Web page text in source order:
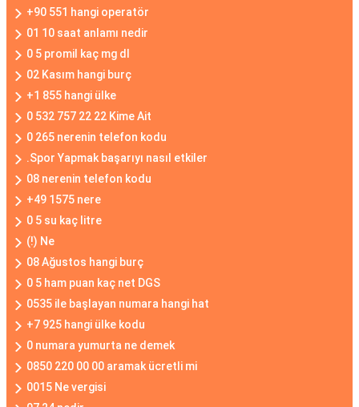
+90 551 hangi operatör
01 10 saat anlamı nedir
0 5 promil kaç mg dl
02 Kasım hangi burç
+1 855 hangi ülke
0 532 757 22 22 Kime Ait
0 265 nerenin telefon kodu
.Spor Yapmak başarıyı nasıl etkiler
08 nerenin telefon kodu
+49 1575 nere
0 5 su kaç litre
(!) Ne
08 Ağustos hangi burç
0 5 ham puan kaç net DGS
0535 ile başlayan numara hangi hat
+7 925 hangi ülke kodu
0 numara yumurta ne demek
0850 220 00 00 aramak ücretli mi
0015 Ne vergisi